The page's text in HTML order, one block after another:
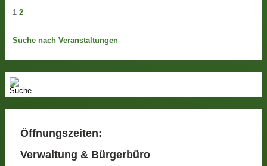
1 2
Suche nach Veranstaltungen
Öffnungszeiten:
Verwaltung & Bürgerbüro